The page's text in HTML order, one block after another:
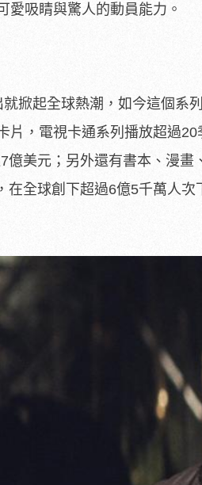
愛吸睛與驚人的動員能力。
掀起全球熱潮， 如今這個系
片，電視卡通系列播放超過20
億美元； 另外還有書本、漫畫
在全球創下超過6億5千萬人次